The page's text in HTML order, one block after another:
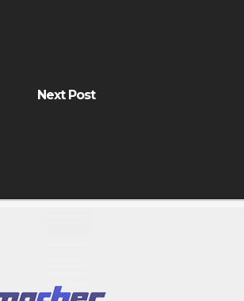
Next Post